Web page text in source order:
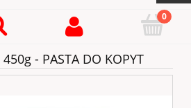
- PASTA DO KOPYT